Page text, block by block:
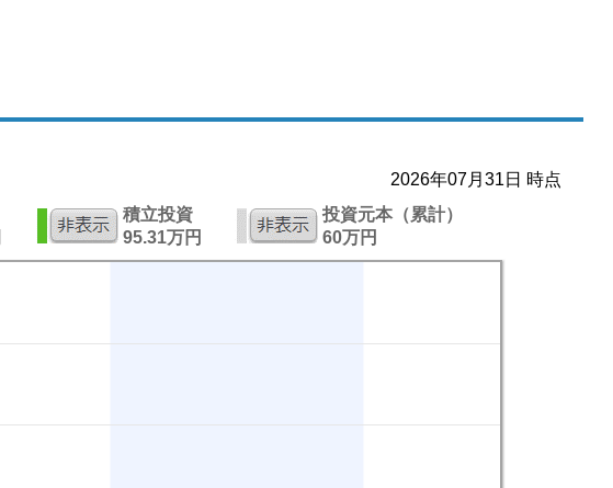
2026年07月31日 時点
積立投資
95.31万円
投資元本（累計）
60万円